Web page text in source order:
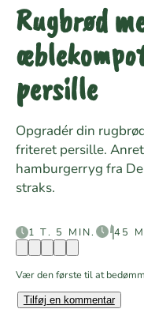
Rugbrød
persille
Opgradér din
friteret persille.
hamburgerryg fra
straks.
1 T. 5 MIN. 45
Vær den første til at
Tilføj en kommentar